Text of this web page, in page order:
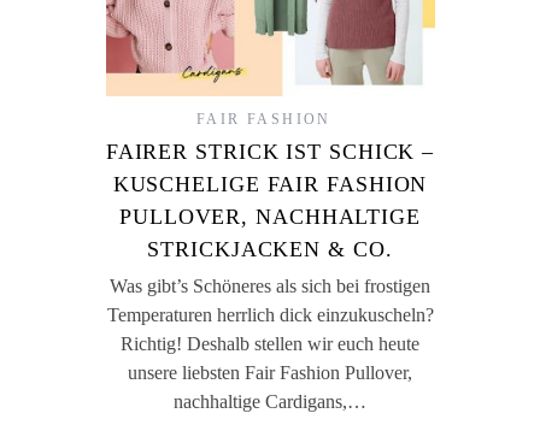
FAIR FASHION
FAIRER STRICK IST SCHICK –
KUSCHELIGE FAIR FASHION
PULLOVER, NACHHALTIGE
STRICKJACKEN & CO.
Was gibt’s Schöneres als sich bei frostigen
Temperaturen herrlich dick einzukuscheln?
Richtig! Deshalb stellen wir euch heute
unsere liebsten Fair Fashion Pullover,
nachhaltige Cardigans,…